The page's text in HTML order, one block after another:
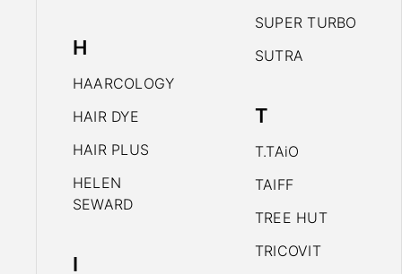
H
HAARCOLOGY
HAIR DYE
HAIR PLUS
HELEN
SEWARD
I
SUPER TURBO
SUTRA
T
T.TAiO
TAIFF
TREE HUT
TRICOVIT